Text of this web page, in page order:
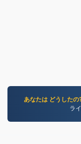
あなたは どうしたの
ラ